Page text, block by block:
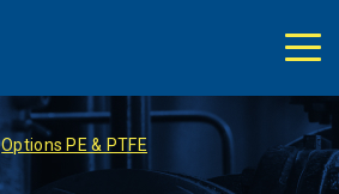
Options PE & PTFE